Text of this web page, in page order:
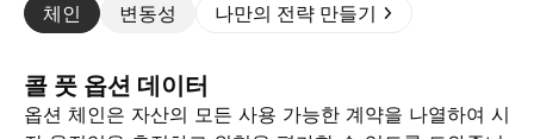
체인 변동성 나만의 전략 만들기
콜 풋 옵션 데이터
옵션 체인은 자산의 모든 사용 가능한 계약을 나열하여 시